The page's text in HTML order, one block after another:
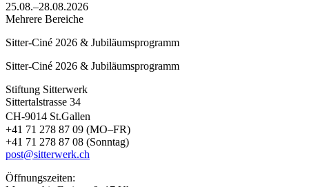
25.08.–28.08.2026
Mehrere Bereiche
Sitter-Ciné 2026 & Jubiläumsprogramm
Sitter-Ciné 2026 & Jubiläumsprogramm
Stiftung Sitterwerk
Sittertalstrasse 34
CH-9014 St.Gallen
+41 71 278 87 09 (MO–FR)
+41 71 278 87 08 (Sonntag)
post@sitterwerk.ch
Öffnungszeiten: